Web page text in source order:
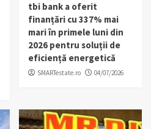
tbi bank a oferit
finanțări cu 337% mai
mari în primele luni din
2026 pentru soluții de
eficiență energetică
SMARTestate.ro 04/07/2026